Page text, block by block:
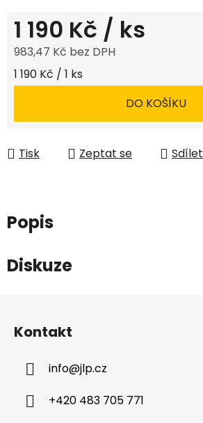
1 190 Kč / ks
983,47 Kč bez DPH
Měrná cena:
1 190 Kč / 1 ks
DO KOŠÍKU
Tisk Zeptat se Sdílet
Popis
Diskuze
Kontakt
info@jlp.cz
+420 483 705 771